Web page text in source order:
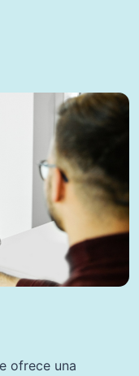
ofrece una